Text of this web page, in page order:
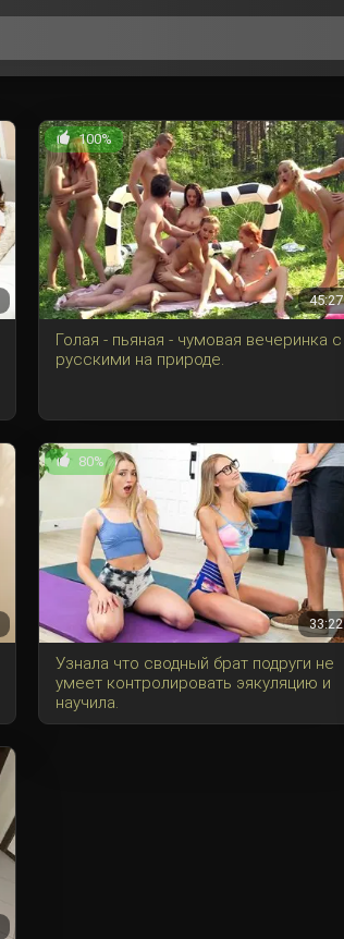
100%
45:27
Голая - пьяная - чумовая вечеринка с
русскими на природе.
80%
33:22
Узнала что сводный брат подруги не
умеет контролировать эякуляцию и
научила.